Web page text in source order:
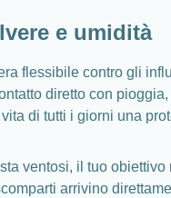
e umidità
flessibile contro gli
diretto con
di tutti i giorni una
ventosi, il tuo
arrivino